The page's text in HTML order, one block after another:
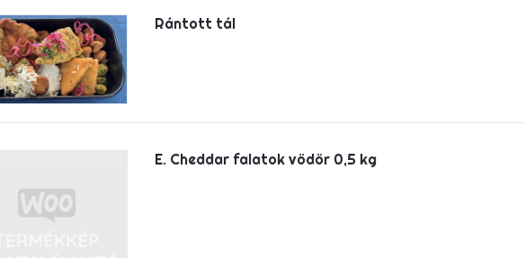
Rántott tál
E. Cheddar falatok vödör 0,5 kg